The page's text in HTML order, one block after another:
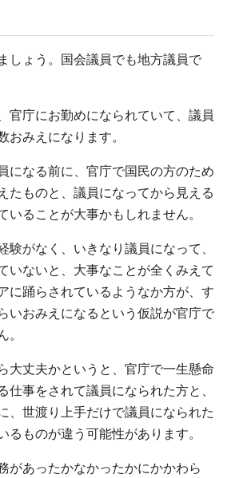
しょう。国会議員でも地方議員で
官庁にお勤めになられていて、議員
おみえになります。
になる前に、官庁で国民の方のため
たものと、議員になってから見える
いることが大事かもしれません。
験がなく、いきなり議員になって、
いないと、大事なことが全くみえて
に踊らされているようなか方が、す
いおみえになるという仮説が官庁で
。
大丈夫かというと、官庁で一生懸命
仕事をされて議員になられた方と、
、世渡り上手だけで議員になられた
るものが違う可能性があります。
があったかなかったかにかかわら